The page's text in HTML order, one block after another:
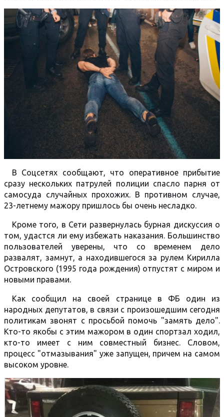
В Соцсетях сообщают, что оперативное прибытие
сразу нескольких патрулей полиции спасло парня от
самосуда случайных прохожих. В противном случае,
23-летнему мажору пришлось бы очень несладко.
Кроме того, в Сети развернулась бурная дискуссия о
том, удастся ли ему избежать наказания. Большинство
пользователей уверены, что со временем дело
развалят, замнут, а находившегося за рулем Кирилла
Островского (1995 года рождения) отпустят с миром и
новыми правами.
Как сообщил на своей странице в ФБ один из
народных депутатов, в связи с произошедшим сегодня
политикам звонят с просьбой помочь "замять дело".
Кто-то якобы с этим мажором в один спортзал ходил,
кто-то имеет с ним совместный бизнес. Словом,
процесс "отмазывания" уже запущен, причем на самом
высоком уровне.